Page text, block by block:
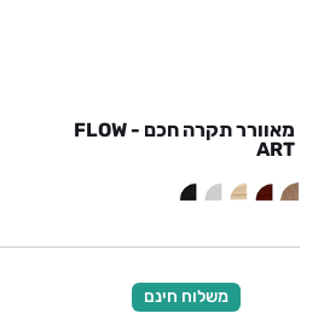
מאוורר תקרה חכם - FLOW
ART
משלוח חינם